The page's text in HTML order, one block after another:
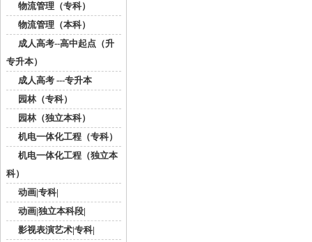
物流管理（专科）
物流管理（本科）
成人高考--高中起点（升
专升本）
成人高考 ---专升本
园林（专科）
园林（独立本科）
机电一体化工程（专科）
机电一体化工程（独立本
科）
动画|专科|
动画|独立本科段|
影视表演艺术|专科|